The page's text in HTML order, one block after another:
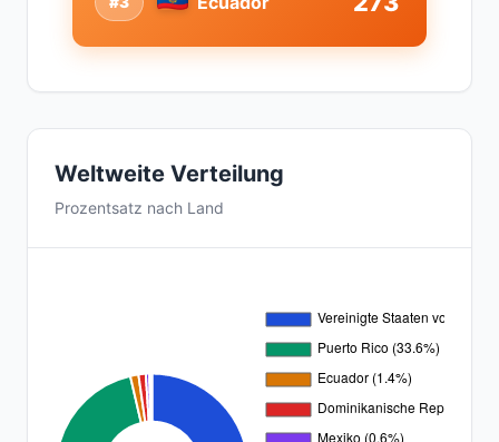
Weltweite Verteilung
Prozentsatz nach Land